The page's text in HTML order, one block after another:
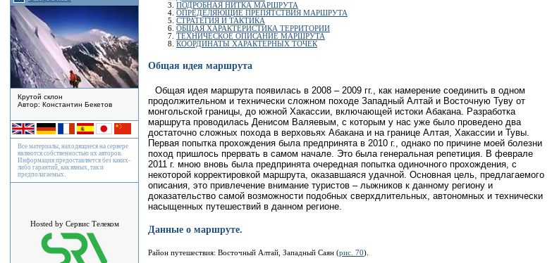
Крутой склон
Автор: Константин Бекетов
Все материалы, находящиеся на сервере
являются собственностью их авторов.
Информация предоставляется без каких-
либо гарантий, как явных, так и
предполагаемых.
Hosted by Сервис Телеком
ПОДРОБНАЯ НИТКА МАРШРУТА
ОПРЕДЕЛЯЮЩИЕ ПРЕПЯТСТВИЯ МАРШРУТА
СТРАТЕГИЯ И ТАКТИКА
ОБЩАЯ ХАРАКТЕРИСТИКА ТЕРРИТОРИИ
ТЕХНИЧЕСКОЕ ОПИСАНИЕ МАРШРУТА
КООРДИНАТЫ ХАРАКТЕРНЫХ ТОЧЕК
Общая идея маршрута
Общая идея маршрута появилась в 2008 – 2009 гг., как намерение соединить в одном
продолжительном и технически сложном походе Западный Алтай и Восточную Туву от
монгольской границы, до южной Хакассии, включающей истоки Абакана. Разработка
маршрута проводилась Денисом Валяевым, с которым у нас уже было проведено два
достаточно сложных похода в верховьях Абакана и на границе Алтая, Хакассии и Тувы.
Первая попытка прохождения была предпринята в 2010 г., однако по причине моей болезни
поход пришлось прервать в самом начале. Это была генеральная репетиция. В феврале
2011 г. мною вновь была предпринята очередная попытка одиночного прохождения, с
некоторой корректировкой маршрута, оказавшаяся удачной. Основная цель, предлагаемого
описания, это привлечение внимание туристов – лыжников к данному региону и
доказательство самой возможности подобных сверхдлительных, автономных и технически
насыщенных путешествий в данном регионе.
Данные о маршруте.
Район путешествия: Восточный Алтай, Западный Саян (рис. 70).